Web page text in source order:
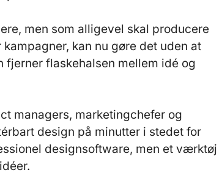
men som alligevel skal producere
kan nu gøre det uden at
fjerner flaskehalsen mellem idé og
managers, marketingchefer og
design på minutter i stedet for
designsoftware, men et værktøj